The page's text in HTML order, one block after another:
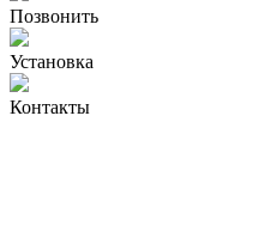
Позвонить
Установка
Контакты